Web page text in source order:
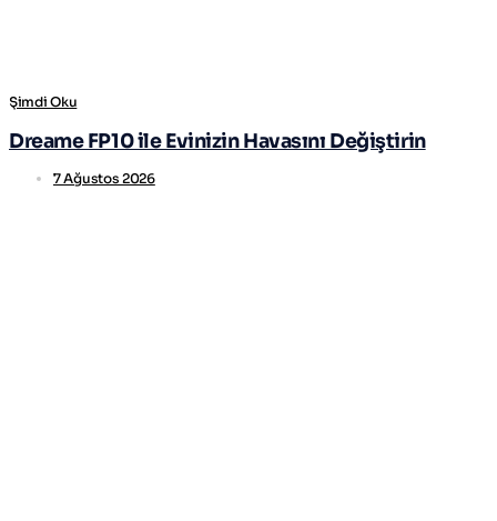
Şimdi Oku
Dreame FP10 ile Evinizin Havasını Değiştirin
7 Ağustos 2026